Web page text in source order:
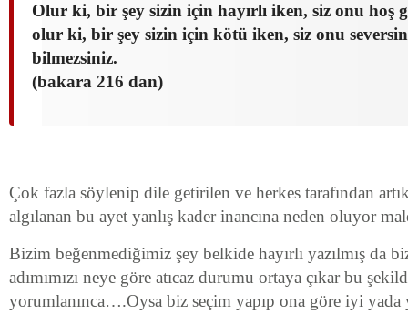
Olur ki, bir şey sizin için hayırlı iken, siz onu hoş
olur ki, bir şey sizin için kötü iken, siz onu
bilmezsiniz.
(bakara 216 dan)
Çok fazla söylenip dile getirilen ve herkes tarafından
algılanan bu ayet yanlış kader inancına neden oluyor
Bizim beğenmediğimiz şey belkide hayırlı yazılmış da
adımımızı neye göre atıcaz durumu ortaya çıkar bu
yorumlanınca….Oysa biz seçim yapıp ona göre iyi yada